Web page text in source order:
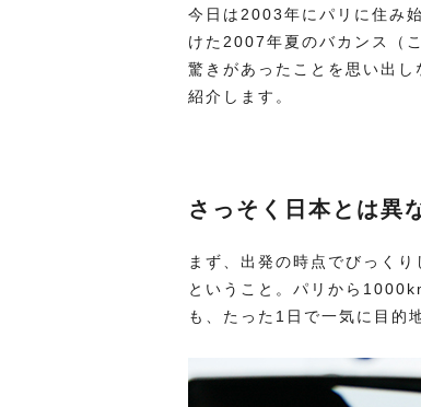
今日は2003年にパリに住み
けた2007年夏のバカンス（
驚きがあったことを思い出
紹介します。
さっそく日本とは異
まず、出発の時点でびっく
ということ。パリから
も、たった1日で一気に目的